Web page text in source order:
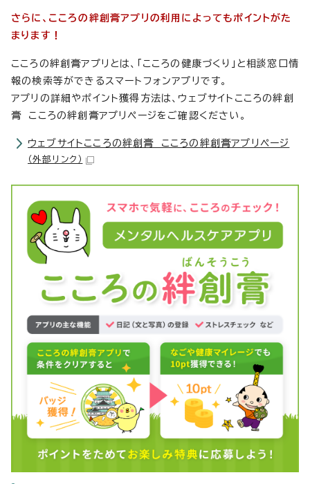
さらに、こころの絆創膏アプリの利用によってもポイントがた
まります！
こころの絆創膏アプリとは、「こころの健康づくり」と相談窓口情
報の検索等ができるスマートフォンアプリです。
アプリの詳細やポイント獲得方法は、ウェブサイトこころの絆創
膏 こころの絆創膏アプリページをご確認ください。
ウェブサイトこころの絆創膏 こころの絆創膏アプリページ
（外部リンク）